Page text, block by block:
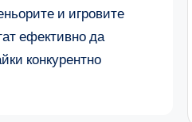
и игровите
ефективно да
конкурентно